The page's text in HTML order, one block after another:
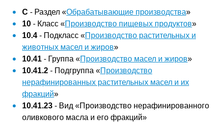
C - Раздел «Обрабатывающие производства»
10 - Класс «Производство пищевых продуктов»
10.4 - Подкласс «Производство растительных и
животных масел и жиров»
10.41 - Группа «Производство масел и жиров»
10.41.2 - Подгруппа «Производство
нерафинированных растительных масел и их
фракций»
10.41.23 - Вид «Производство нерафинированного
оливкового масла и его фракций»